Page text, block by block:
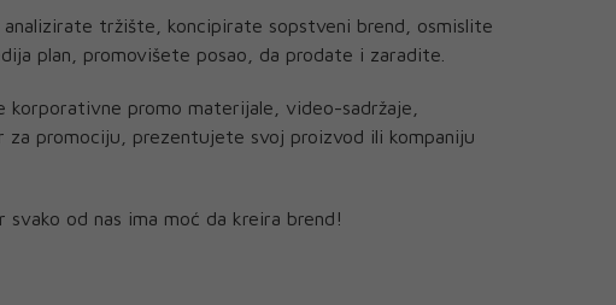
tržište, koncipirate sopstveni brend, osmislite
plan, promovišete posao, da prodate i zaradite.
promo materijale, video-sadržaje,
promociju, prezentujete svoj proizvod ili kompaniju
od nas ima moć da kreira brend!